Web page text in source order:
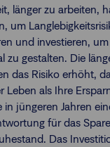
länger zu arbeiten,
um
und investieren,
zu gestalten. Die
das Risiko erhöht,
Leben als Ihre
in jüngeren Jahren
für das
Das